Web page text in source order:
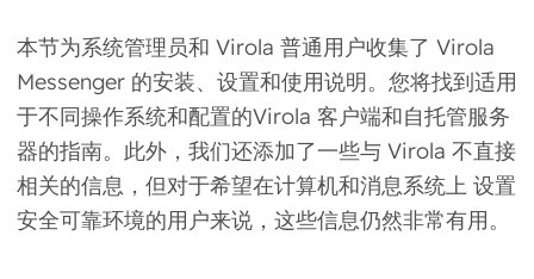
本节为系统管理员和 Virola 普通用户收集了 Virola
Messenger 的安装、设置和使用说明。您将找到适用
于不同操作系统和配置的Virola 客户端和自托管服务
器的指南。此外，我们还添加了一些与 Virola 不直接
相关的信息，但对于希望在计算机和消息系统上 设置
安全可靠环境的用户来说，这些信息仍然非常有用。